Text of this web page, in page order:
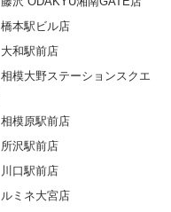
橋本駅ビル店
大和駅前店
相模大野ステーションスクエ
相模原駅前店
所沢駅前店
川口駅前店
ルミネ大宮店